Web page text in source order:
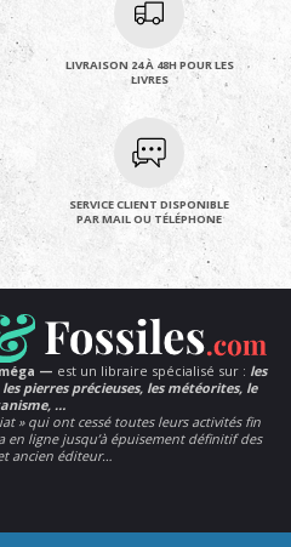
LIVRAISON 24 À 48H POUR LES
LIVRES
SERVICE CLIENT DISPONIBLE
PAR MAIL OU TÉLÉPHONE
— est un libraire spécialisé sur : les
pierres précieuses, les météorites, le
…
» qui ont cessé toutes leurs activités fin
en ligne jusqu’à épuisement définitif des
ancien éditeur…